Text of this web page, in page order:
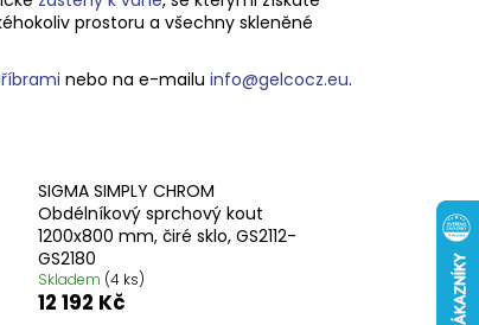
prostoru a všechny skleněné
nebo na e-mailu info@gelcocz.eu.
SIGMA SIMPLY CHROM
Obdélníkový sprchový kout
1200x800 mm, čiré sklo, GS2112-
GS2180
Skladem (4 ks)
12 192 Kč
GV1014